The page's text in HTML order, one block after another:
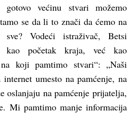
većinu stvari možemo
se da li to znači da ćemo na
Vodeći istraživač, Betsi
početak kraja, već kao
na koji pamtimo stvari“: „Naši
umesto na pamćenje, na
oslanjaju na pamćenje prijatelja,
Mi pamtimo manje informacija